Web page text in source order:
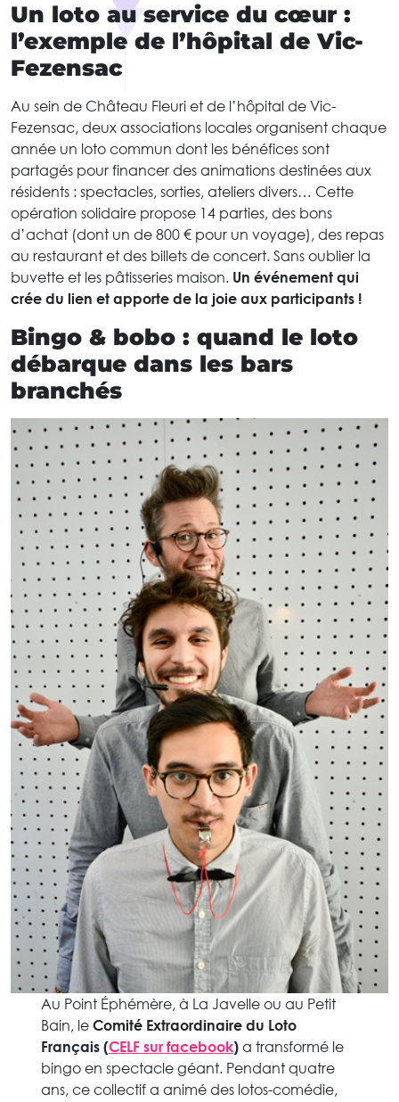
Un loto au service du cœur :
l’exemple de l’hôpital de Vic-
Fezensac
Au sein de Château Fleuri et de l’hôpital de Vic-
Fezensac, deux associations locales organisent chaque
année un loto commun dont les bénéfices sont
partagés pour financer des animations destinées aux
résidents : spectacles, sorties, ateliers divers… Cette
opération solidaire propose 14 parties, des bons
d’achat (dont un de 800 € pour un voyage), des repas
au restaurant et des billets de concert. Sans oublier la
buvette et les pâtisseries maison. Un événement qui
crée du lien et apporte de la joie aux participants !
Bingo & bobo : quand le loto
débarque dans les bars
branchés
Au Point Éphémère, à La Javelle ou au Petit
Bain, le Comité Extraordinaire du Loto
Français (CELF sur facebook)a transformé le
bingo en spectacle géant. Pendant quatre
ans, ce collectif a animé des lotos-comédie,